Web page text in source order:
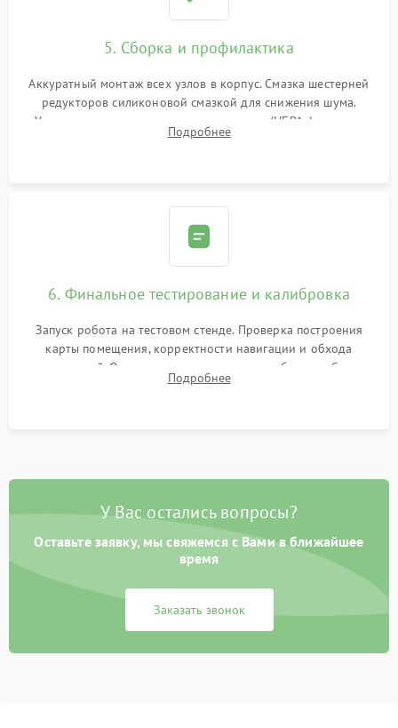
5. Сборка и профилактика
Аккуратный монтаж всех узлов в корпус. Смазка шестерней
редукторов силиконовой смазкой для снижения шума.
Установка новых расходных материалов (HEPA-фильтров,
микрофибры, щеток). Надежная фиксация разъемов и
Подробнее
6. Финальное тестирование и калибровка
Запуск робота на тестовом стенде. Проверка построения
карты помещения, корректности навигации и обхода
препятствий. Оценка силы всасывания и работы турбины.
Тестирование автоматического возврата на док-станцию и
Подробнее
У Вас остались вопросы?
Оставьте заявку, мы свяжемся с Вами в ближайшее
время
Заказать звонок